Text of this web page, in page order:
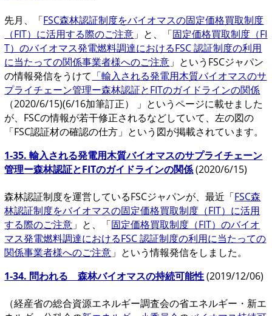
先月、「FSC森林認証制度をバイオマスの固定価格買取制度
（FIT）に活用する際のご注意 」と、「固定価格買取制度（FI
T）のバイオマス発電燃料調達におけるFSC 認証制度の利用
に当たっての関係事業者様へのご注意 」というFSCジャパン
の情報発信をうけて 「輸入される発電用木質バイオマスのサ
プライチェーン管理ー森林認証とFITのガイドラインの関係
（2020/6/15)(6/16加筆訂正） 」というページに載せました
が、FSCの情報が若干修正されるなどしていて、左の図の
「FSC認証材の確認の仕方」という図が掲載されています。
1-35. 輸入される発電用木質バイオマスのサプライチェーン
管理ー森林認証とFITのガイドラインの関係(2020/6/15)
森林認証制度を運営しているFSCジャパンが、最近「FSC森
林認証制度をバイオマスの固定価格買取制度（FIT）に活用
する際のご注意 」と、「固定価格買取制度（FIT）のバイオ
マス発電燃料調達におけるFSC 認証制度の利用に当たっての
関係事業者様へのご注意 」という情報発信をしました。
1-34. 問われる 森林バイオマスの持続可能性(2019/12/06)
（経産省の総合資源エネルギー調査会の省エネルギー・新エ